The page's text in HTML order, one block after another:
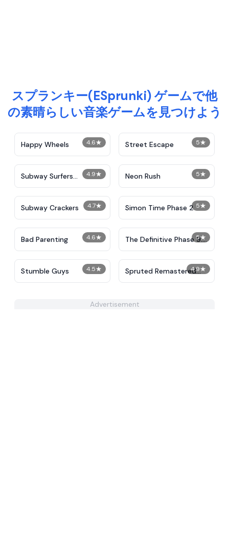
スプランキー(ESprunki) ゲームで他
の素晴らしい音楽ゲームを見つけよう
4.6★
Happy Wheels 5★
Street Escape
4.9★
Subway Surfers
Unblocked
5★
Neon Rush
4.7★
Subway Crackers 5★
Simon Time Phase 2
4.6★
Bad Parenting 5★
The Definitive Phase 9:
Demolition
4.5★
Stumble Guys 4.9★
Spruted Remastered
Alternative Phase 2
Advertisement